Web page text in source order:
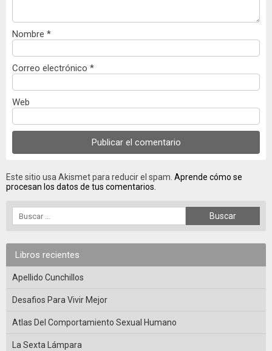
Nombre *
Correo electrónico *
Web
Este sitio usa Akismet para reducir el spam. Aprende cómo se
procesan los datos de tus comentarios.
Libros recientes
Apellido Cunchillos
Desafios Para Vivir Mejor
Atlas Del Comportamiento Sexual Humano
La Sexta Lámpara